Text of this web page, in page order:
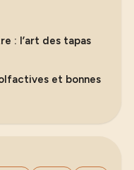
: l’art des tapas
et bonnes